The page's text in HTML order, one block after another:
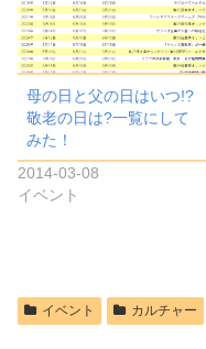
母の日と父の日はいつ!?
敬老の日は?一覧にして
みた！
2014-03-08
イベント
イベント カルチャー